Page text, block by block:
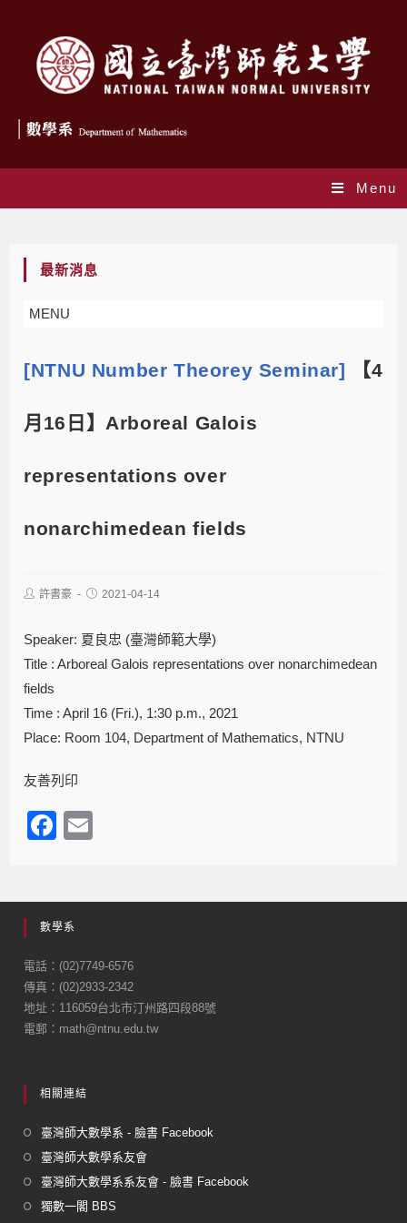
Menu
最新消息
MENU
[NTNU Number Theorey Seminar] 【4
月16日】Arboreal Galois
representations over
nonarchimedean fields
許書豪 2021-04-14
Speaker: 夏良忠 (臺灣師範大學)
Title : Arboreal Galois representations over nonarchimedean
fields
Time : April 16 (Fri.), 1:30 p.m., 2021
Place: Room 104, Department of Mathematics, NTNU
友善列印
F
e
b
o
o
k
數學系
電話：(02)7749-6576
傳真：(02)2933-2342
地址：116059台北市汀州路四段88號
電郵：math@ntnu.edu.tw
相關連結
臺灣師大數學系 - 臉書 Facebook
臺灣師大數學系友會
臺灣師大數學系系友會 - 臉書 Facebook
獨數一閣 BBS